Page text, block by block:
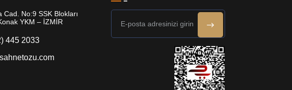
Cad. No:9 SSK Blokları
YKM – İZMİR
445 2033